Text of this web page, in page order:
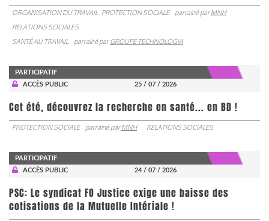
ORGANISATION DU TRAVAIL PROTECTION SOCIALE parrainé parMNH
RELATIONS SOCIALES
SANTÉ AU TRAVAIL
parrainé parGROUPE TECHNOLOGIA
PARTICIPATIF
ACCÈS PUBLIC
25 / 07 / 2026
Cet été, découvrez la recherche en santé... en BD !
PROTECTION SOCIALE parrainé parMNH RELATIONS SOCIALES
PARTICIPATIF
ACCÈS PUBLIC
24 / 07 / 2026
PSC: Le syndicat FO Justice exige une baisse des
cotisations de la Mutuelle Intériale !